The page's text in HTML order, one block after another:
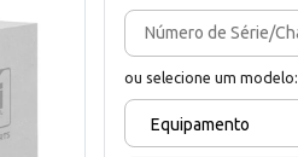
ou selecione um modelo:
Equipamento